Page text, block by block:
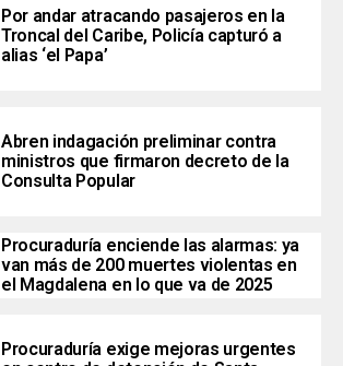
Por andar atracando pasajeros en la
Troncal del Caribe, Policía capturó a
alias ‘el Papa’
Abren indagación preliminar contra
ministros que firmaron decreto de la
Consulta Popular
Procuraduría enciende las alarmas: ya
van más de 200 muertes violentas en
el Magdalena en lo que va de 2025
Procuraduría exige mejoras urgentes